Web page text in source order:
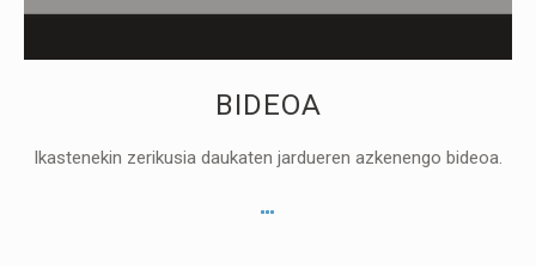
BIDEOA
Ikastenekin zerikusia daukaten jardueren azkenengo bideoa.